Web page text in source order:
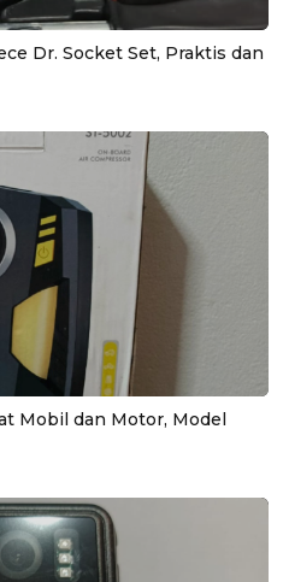
Dr. Socket Set, Praktis dan
Mobil dan Motor, Model